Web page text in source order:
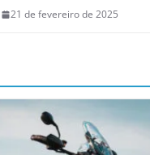
21 de fevereiro de 2025